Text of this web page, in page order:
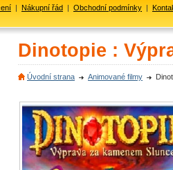
| Nákupní řád | Obchodní podmínky |
Dinotopie :
Úvodní strana Animované filmy